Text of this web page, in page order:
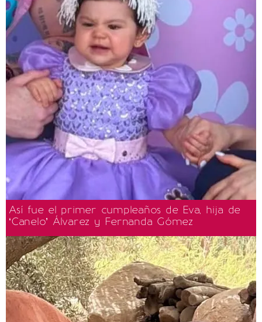
Así fue el primer cumpleaños de Eva, hija de
‘Canelo’ Álvarez y Fernanda Gómez